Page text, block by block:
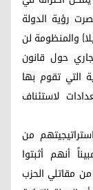
رؤية الدولة
والمنظومة لن
حول قانون
التي تقوم بها
لاستئناف
من
أنهم أثبتوا
في السلام العام الماضي عندما قام 30 من مقاتلي الحزب